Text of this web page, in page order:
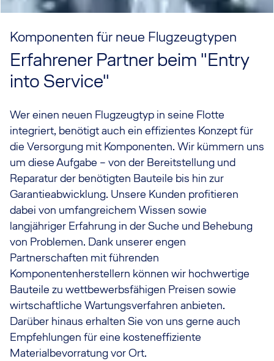
Komponenten für neue Flugzeugtypen
Erfahrener Partner beim "Entry
into Service"
Wer einen neuen Flugzeugtyp in seine Flotte
integriert, benötigt auch ein effizientes Konzept für
die Versorgung mit Komponenten. Wir kümmern uns
um diese Aufgabe – von der Bereitstellung und
Reparatur der benötigten Bauteile bis hin zur
Garantieabwicklung. Unsere Kunden profitieren
dabei von umfangreichem Wissen sowie
langjähriger Erfahrung in der Suche und Behebung
von Problemen. Dank unserer engen
Partnerschaften mit führenden
Komponentenherstellern können wir hochwertige
Bauteile zu wettbewerbsfähigen Preisen sowie
wirtschaftliche Wartungsverfahren anbieten.
Darüber hinaus erhalten Sie von uns gerne auch
Empfehlungen für eine kosteneffiziente
Materialbevorratung vor Ort.